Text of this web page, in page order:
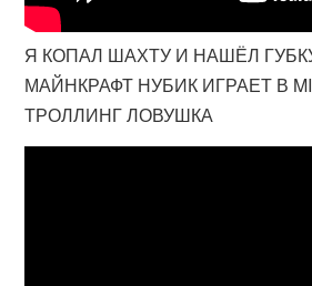
Я КОПАЛ ШАХТУ И НАШЁЛ
МАЙНКРАФТ НУБИК ИГРАЕТ В
ТРОЛЛИНГ ЛОВУШКА